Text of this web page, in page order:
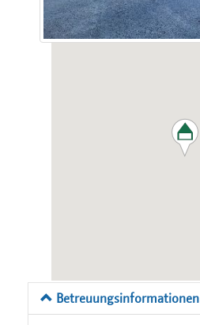
Betreuungsinformationen